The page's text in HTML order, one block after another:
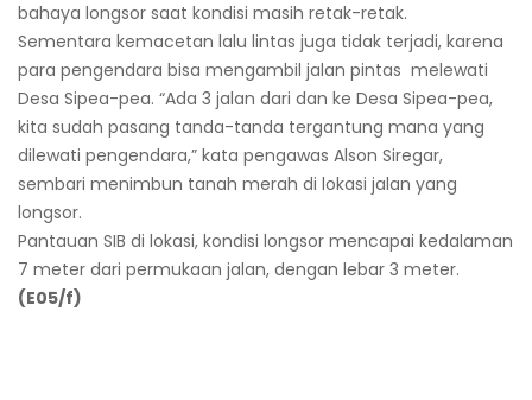
bahaya longsor saat kondisi masih retak-retak.
Sementara kemacetan lalu lintas juga tidak terjadi, karena
para pengendara bisa mengambil jalan pintas melewati
Desa Sipea-pea. “Ada 3 jalan dari dan ke Desa Sipea-pea,
kita sudah pasang tanda-tanda tergantung mana yang
dilewati pengendara,” kata pengawas Alson Siregar,
sembari menimbun tanah merah di lokasi jalan yang
longsor.
Pantauan SIB di lokasi, kondisi longsor mencapai kedalaman
7 meter dari permukaan jalan, dengan lebar 3 meter.
(E05/f)